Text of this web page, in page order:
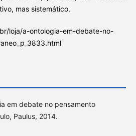
mas sistemático.
loja/a-ontologia-em-debate-no-
em debate no pensamento
Paulus, 2014.